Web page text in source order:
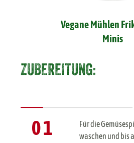
Vegane Mühlen
Minis
ZUBEREITUNG:
0 1
Für die
waschen und bis